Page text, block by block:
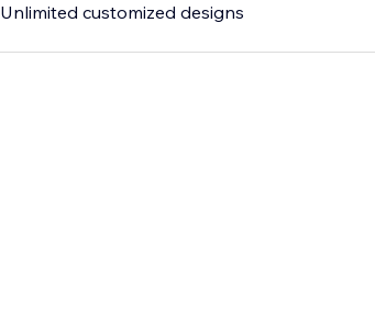
Unlimited customized designs